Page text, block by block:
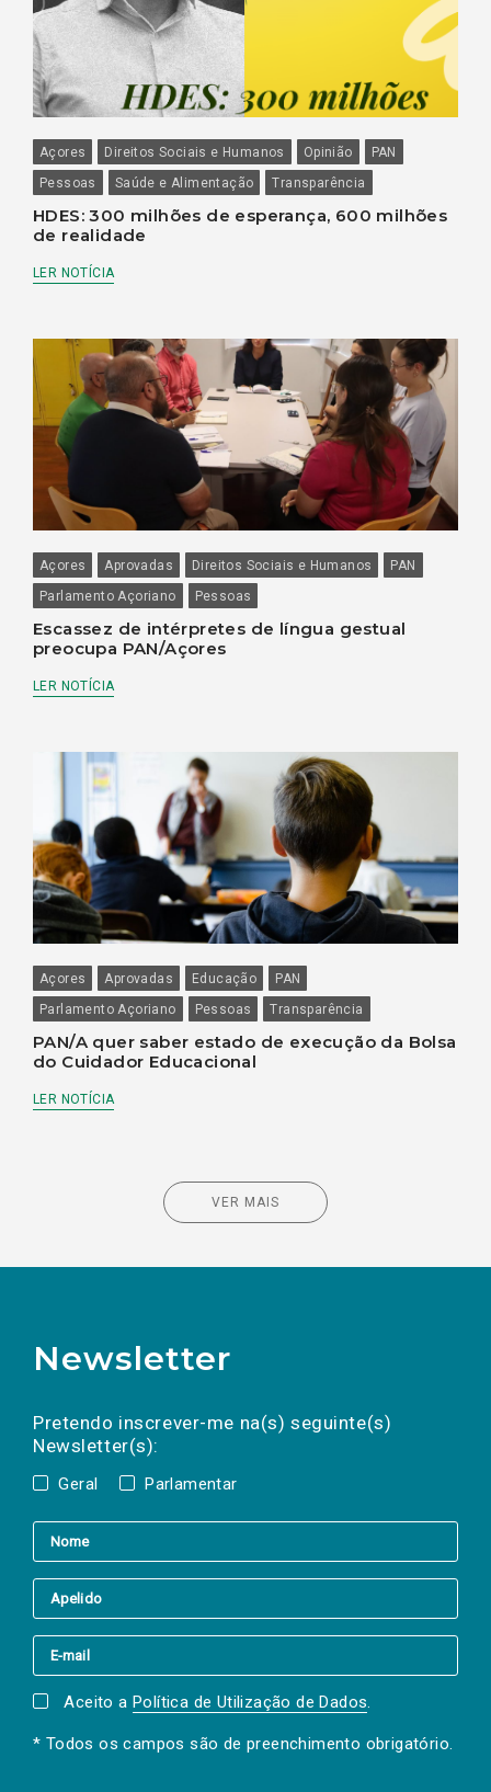
Açores Direitos Sociais e Humanos Opinião
PAN
Pessoas
Saúde e Alimentação Transparência
HDES: 300 milhões de esperança, 600 milhões
de realidade
LER NOTÍCIA
Açores Aprovadas Direitos Sociais e Humanos
PAN
Parlamento Açoriano
Pessoas
Escassez de intérpretes de língua gestual
preocupa PAN/Açores
LER NOTÍCIA
Açores Aprovadas Educação
PAN
Parlamento Açoriano
Pessoas Transparência
PAN/A quer saber estado de execução da Bolsa
do Cuidador Educacional
LER NOTÍCIA
VER MAIS
Newsletter
Pretendo inscrever-me na(s) seguinte(s)
Newsletter(s):
Geral Parlamentar
a(s) newsletter(s).
mail
Aceito a Política de Utilização de Dados.
* Todos os campos são de preenchimento obrigatório.